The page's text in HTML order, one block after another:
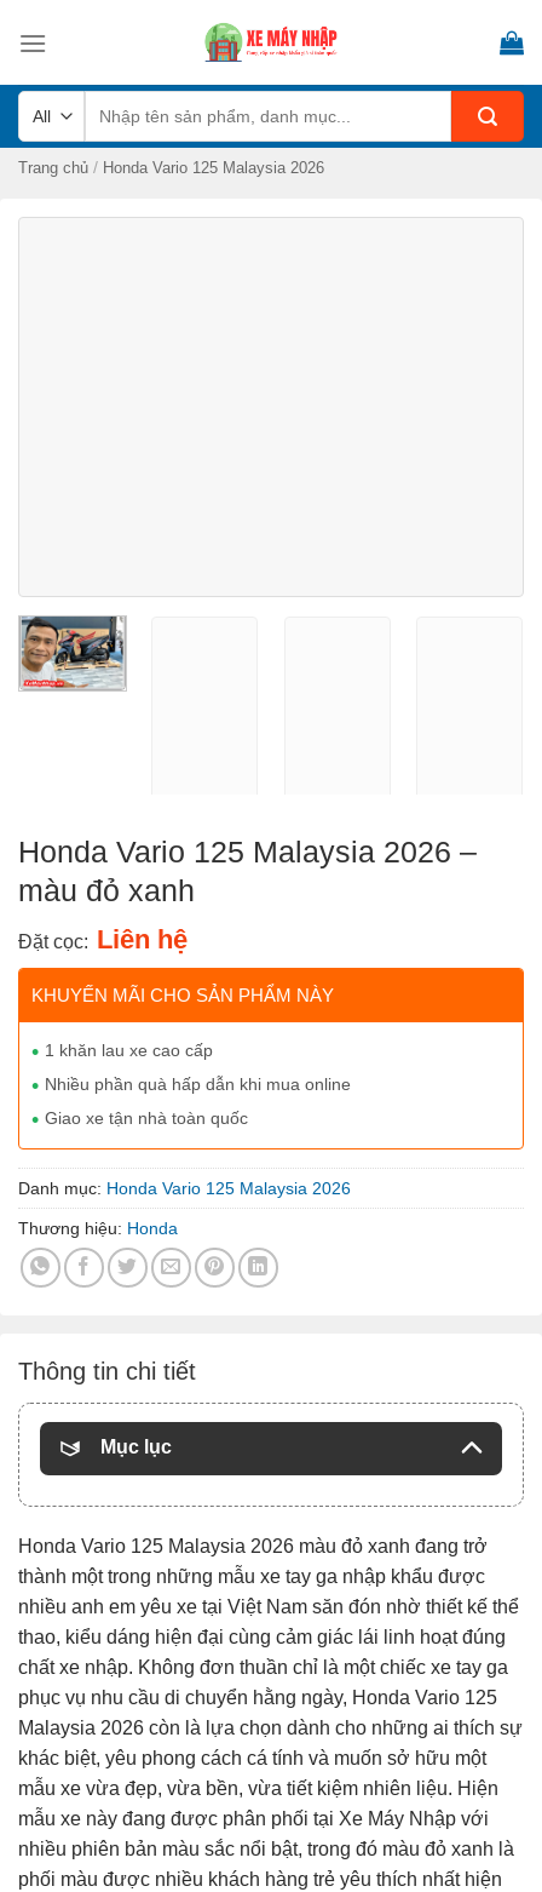
kiếm:
Trang chủ / Honda Vario 125 Malaysia 2026
Honda Vario 125 Malaysia 2026 –
màu đỏ xanh
Đặt cọc: Liên hệ
KHUYẾN MÃI CHO SẢN PHẨM NÀY
1 khăn lau xe cao cấp
Nhiều phần quà hấp dẫn khi mua online
Giao xe tận nhà toàn quốc
Danh mục: Honda Vario 125 Malaysia 2026
Thương hiệu: Honda
Thông tin chi tiết
Mục lục
Honda Vario 125 Malaysia 2026 màu đỏ xanh đang trở
thành một trong những mẫu xe tay ga nhập khẩu được
nhiều anh em yêu xe tại Việt Nam săn đón nhờ thiết kế thể
thao, kiểu dáng hiện đại cùng cảm giác lái linh hoạt đúng
chất xe nhập. Không đơn thuần chỉ là một chiếc xe tay ga
phục vụ nhu cầu di chuyển hằng ngày, Honda Vario 125
Malaysia 2026 còn là lựa chọn dành cho những ai thích sự
khác biệt, yêu phong cách cá tính và muốn sở hữu một
mẫu xe vừa đẹp, vừa bền, vừa tiết kiệm nhiên liệu. Hiện
mẫu xe này đang được phân phối tại Xe Máy Nhập với
nhiều phiên bản màu sắc nổi bật, trong đó màu đỏ xanh là
phối màu được nhiều khách hàng trẻ yêu thích nhất hiện